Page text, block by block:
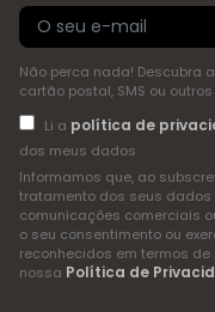
Não perca nada! Descubra
cartão postal, SMS ou
Li a política de
dos meus dados
Informamos que, ao
tratamento dos seus dados
comunicações comerciais
o seu consentimento ou
reconhecidos em termos
nossa Política de